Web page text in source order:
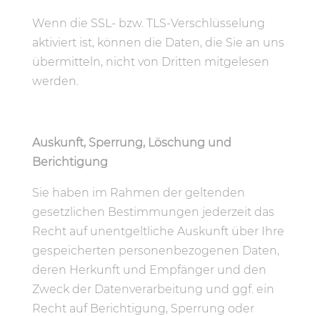
Wenn die SSL- bzw. TLS-Verschlüsselung
aktiviert ist, können die Daten, die Sie an uns
übermitteln, nicht von Dritten mitgelesen
werden.
Auskunft, Sperrung, Löschung und
Berichtigung
Sie haben im Rahmen der geltenden
gesetzlichen Bestimmungen jederzeit das
Recht auf unentgeltliche Auskunft über Ihre
gespeicherten personenbezogenen Daten,
deren Herkunft und Empfänger und den
Zweck der Datenverarbeitung und ggf. ein
Recht auf Berichtigung, Sperrung oder